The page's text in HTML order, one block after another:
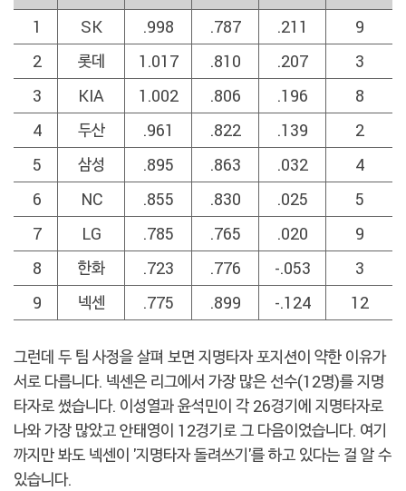
1
SK .998 .787 .211
9
2
롯데 1.017 .810 .207
3
3
KIA 1.002 .806 .196
8
4
두산 .961 .822 .139
2
5
삼성 .895 .863 .032
4
6
NC .855 .830 .025
5
7
LG .785 .765 .020
9
8
한화 .723 .776 -.053
3
9
넥센 .775 .899 -.124 12
그런데 두 팀 사정을 살펴 보면 지명타자 포지션이 약한 이유가
서로 다릅니다. 넥센은 리그에서 가장 많은 선수(12명)를 지명
타자로 썼습니다. 이성열과 윤석민이 각 26경기에 지명타자로
나와 가장 많았고 안태영이 12경기로 그 다음이었습니다. 여기
까지만 봐도 넥센이 '지명타자 돌려쓰기'를 하고 있다는 걸 알 수
있습니다.